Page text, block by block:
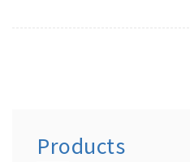
Products